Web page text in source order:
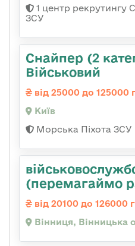
1 центр рекрутингу
ЗСУ
Снайпер (2
Військовий
від 25000 до 125000
Київ
Морська Піхота ЗСУ
(перемагаймо
від 20100 до 126000
Вінниця, Вінницька